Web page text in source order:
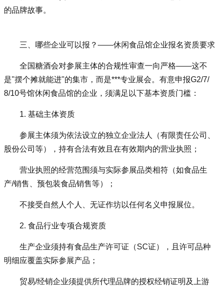
的品牌故事。
三、哪些企业可以报？——休闲食品馆企业报名资质要求
全国糖酒会对参展主体的合规性审查一向严格——这不
是"摆个摊就能进"的集市，而是***专业展会。有意申报G2/7/
8/10号馆休闲食品馆的企业，须满足以下基本资质门槛：
1. 基础主体资质
参展主体须为依法设立的独立企业法人（有限责任公司、
股份公司等），持有合法有效且在有效期内的营业执照；
营业执照的经营范围须与实际参展品类相符（如食品生
产/销售、预包装食品销售等）；
不接受自然人个人、无证作坊以任何名义申报展位。
2. 食品行业专项合规资质
生产企业须持有食品生产许可证（SC证），且许可品种
明细应覆盖实际参展产品；
贸易/经销企业须提供所代理品牌的授权经销证明及上游